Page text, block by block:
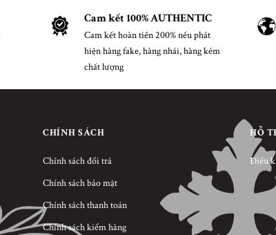
Cam kết 100% AUTHENTIC
Cam kết hoàn tiền 200% nếu phát
hiện hàng fake, hàng nhái, hàng kém
chất lượng
CHÍNH SÁCH
Chính sách đổi trả
Chính sách bảo mật
Chính sách thanh toán
Chính sách kiểm hàng
HỖ
Điều